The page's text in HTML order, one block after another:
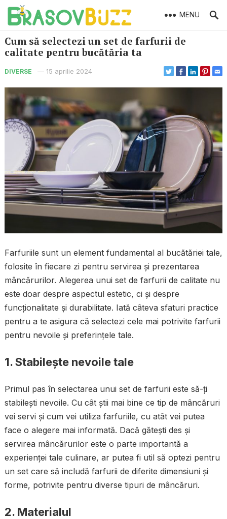
MENU
Cum să selectezi un set de farfurii de
calitate pentru bucătăria ta
DIVERSE — 15 aprilie 2024
Farfuriile sunt un element fundamental al bucătăriei tale,
folosite în fiecare zi pentru servirea și prezentarea
mâncărurilor. Alegerea unui set de farfurii de calitate nu
este doar despre aspectul estetic, ci și despre
funcționalitate și durabilitate. Iată câteva sfaturi practice
pentru a te asigura că selectezi cele mai potrivite farfurii
pentru nevoile și preferințele tale.
1. Stabilește nevoile tale
Primul pas în selectarea unui set de farfurii este să-ți
stabilești nevoile. Cu cât știi mai bine ce tip de mâncăruri
vei servi și cum vei utiliza farfuriile, cu atât vei putea
face o alegere mai informată. Dacă gătești des și
servirea mâncărurilor este o parte importantă a
experienței tale culinare, ar putea fi util să optezi pentru
un set care să includă farfurii de diferite dimensiuni și
forme, potrivite pentru diverse tipuri de mâncăruri.
2. Materialul